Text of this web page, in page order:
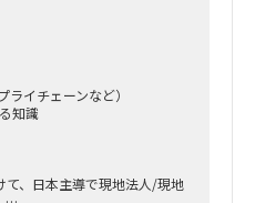
ライチェーンなど）
知識
て、日本主導で現地法人/現地